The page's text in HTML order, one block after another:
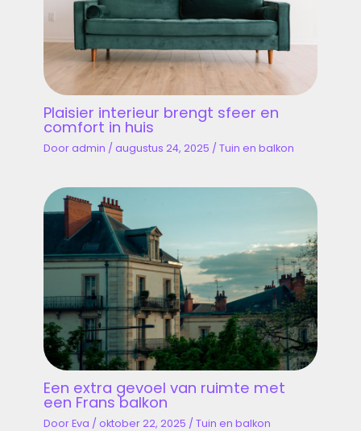
Plaisier interieur brengt sfeer en
comfort in huis
Dooradmin /augustus 24, 2025 /Tuin en balkon
Een extra gevoel van ruimte met
een Frans balkon
DoorEva /oktober 22, 2025 /Tuin en balkon